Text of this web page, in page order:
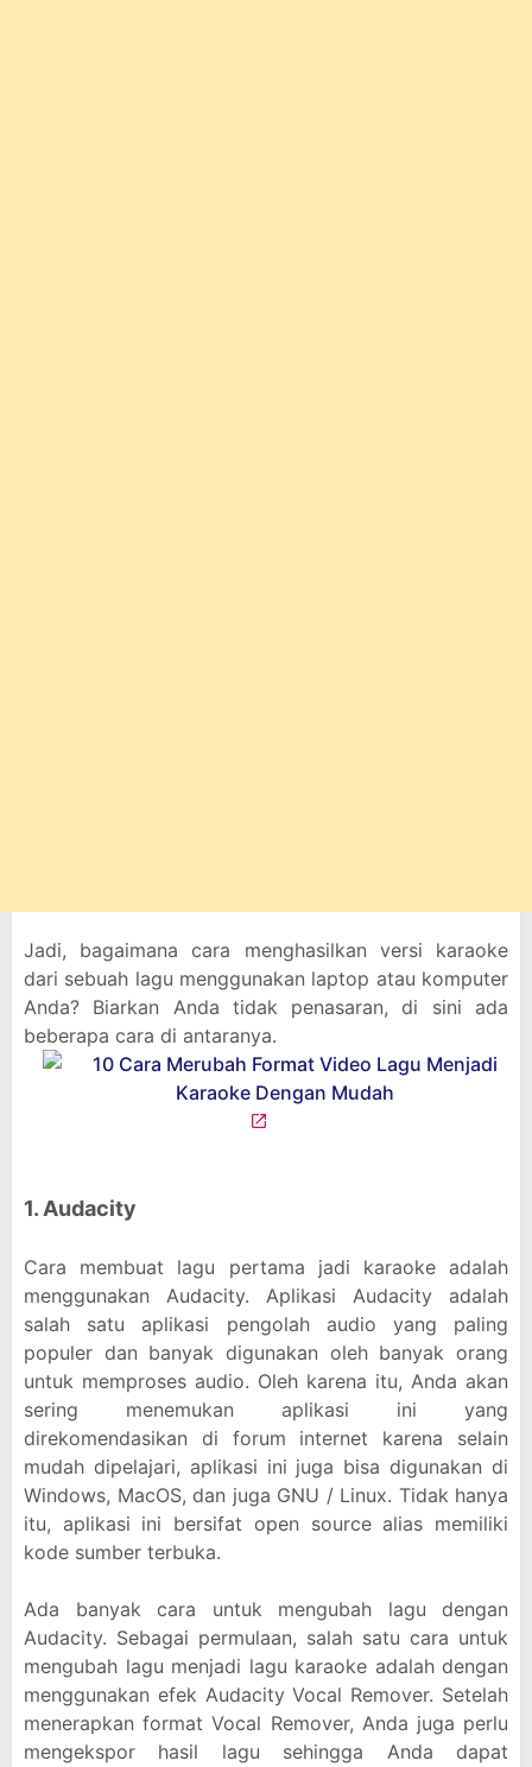
Jadi, bagaimana cara menghasilkan versi karaoke
dari sebuah lagu menggunakan laptop atau komputer
Anda? Biarkan Anda tidak penasaran, di sini ada
beberapa cara di antaranya.
1. Audacity
Cara membuat lagu pertama jadi karaoke adalah
menggunakan Audacity. Aplikasi Audacity adalah
salah satu aplikasi pengolah audio yang paling
populer dan banyak digunakan oleh banyak orang
untuk memproses audio. Oleh karena itu, Anda akan
sering menemukan aplikasi ini yang
direkomendasikan di forum internet karena selain
mudah dipelajari, aplikasi ini juga bisa digunakan di
Windows, MacOS, dan juga GNU / Linux. Tidak hanya
itu, aplikasi ini bersifat open source alias memiliki
kode sumber terbuka.
Ada banyak cara untuk mengubah lagu dengan
Audacity. Sebagai permulaan, salah satu cara untuk
mengubah lagu menjadi lagu karaoke adalah dengan
menggunakan efek Audacity Vocal Remover. Setelah
menerapkan format Vocal Remover, Anda juga perlu
mengekspor hasil lagu sehingga Anda dapat